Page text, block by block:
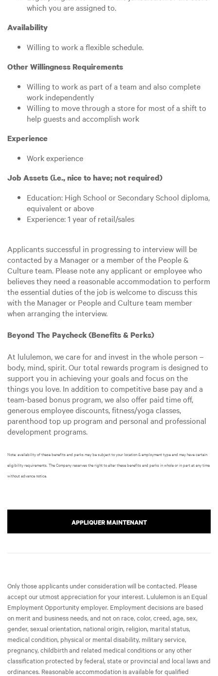
which you are assigned to.
Availability
Willing to work a flexible schedule.
Other Willingness Requirements
Willing to work as part of a team and also complete
work independently
Willing to move through a store for most of a shift to
help guests and accomplish work
Experience
Work experience
Job Assets (i.e., nice to have; not required)
Education: High School or Secondary School diploma,
equivalent or above
Experience: 1 year of retail/sales
Applicants successful in progressing to interview will be
contacted by a Manager or a member of the People &
Culture team. Please note any applicant or employee who
believes they need a reasonable accommodation to perform
the essential duties of the job is welcome to discuss this
with the Manager or People and Culture team member
when arranging the interview.
Beyond The Paycheck (Benefits & Perks)
At lululemon, we care for and invest in the whole person –
body, mind, spirit. Our total rewards program is designed to
support you in achieving your goals and focus on the
things you love. In addition to competitive base pay and a
team-based bonus program, we also offer paid time off,
generous employee discounts, fitness/yoga classes,
parenthood top up program and personal and professional
development programs.
Note: availability of these benefits and perks may be subject to your location & employment type and may have certain
eligibility requirements. The Company reserves the right to alter these benefits and perks in whole or in part at any time
without advance notice.
APPLIQUER MAINTENANT
Only those applicants under consideration will be contacted. Please
accept our utmost appreciation for your interest. Lululemon is an Equal
Employment Opportunity employer. Employment decisions are based
on merit and business needs, and not on race, color, creed, age, sex,
gender, sexual orientation, national origin, religion, marital status,
medical condition, physical or mental disability, military service,
pregnancy, childbirth and related medical conditions or any other
classification protected by federal, state or provincial and local laws and
ordinances. Reasonable accommodation is available for qualified